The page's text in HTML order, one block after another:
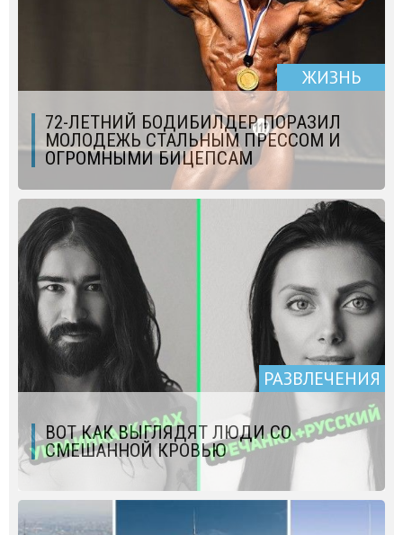
ЖИЗНЬ
72-ЛЕТНИЙ БОДИБИЛДЕР ПОРАЗИЛ
МОЛОДЕЖЬ СТАЛЬНЫМ ПРЕССОМ И
ОГРОМНЫМИ БИЦЕПСАМ
РАЗВЛЕЧЕНИЯ
ВОТ КАК ВЫГЛЯДЯТ ЛЮДИ СО
СМЕШАННОЙ КРОВЬЮ